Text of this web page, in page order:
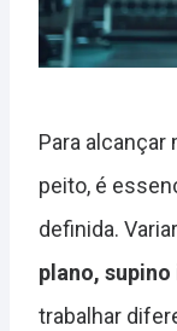
Para
peito, é
definida.
plano,
trabalhar